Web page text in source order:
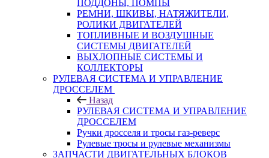
ПОДДОНЫ, ПОМПЫ
РЕМНИ, ШКИВЫ, НАТЯЖИТЕЛИ,
РОЛИКИ ДВИГАТЕЛЕЙ
ТОПЛИВНЫЕ И ВОЗДУШНЫЕ
СИСТЕМЫ ДВИГАТЕЛЕЙ
ВЫХЛОПНЫЕ СИСТЕМЫ И
КОЛЛЕКТОРЫ
РУЛЕВАЯ СИСТЕМА И УПРАВЛЕНИЕ
ДРОССЕЛЕМ
Назад
РУЛЕВАЯ СИСТЕМА И УПРАВЛЕНИЕ
ДРОССЕЛЕМ
Ручки дросселя и тросы газ-реверс
Рулевые тросы и рулевые механизмы
ЗАПЧАСТИ ДВИГАТЕЛЬНЫХ БЛОКОВ